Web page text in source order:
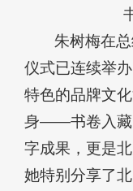
朱树梅在
仪式已连续举
特色的品牌文
身——书卷入藏
字成果，更是
她特别分享了